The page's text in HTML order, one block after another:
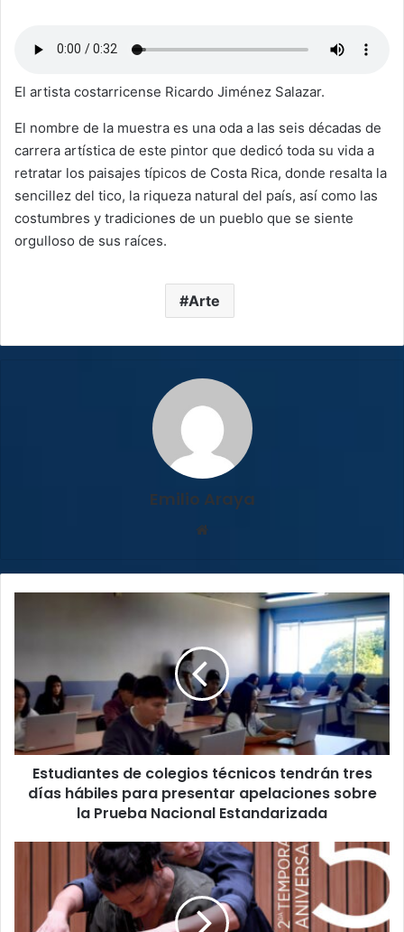
El artista costarricense Ricardo Jiménez Salazar.
El nombre de la muestra es una oda a las seis décadas de
carrera artística de este pintor que dedicó toda su vida a
retratar los paisajes típicos de Costa Rica, donde resalta la
sencillez del tico, la riqueza natural del país, así como las
costumbres y tradiciones de un pueblo que se siente
orgulloso de sus raíces.
Arte
Emilio Araya
tendrán
tres
días
hábiles
para
presentar
apelaciones
Estandarizada
Estudiantes de colegios técnicos tendrán tres
días hábiles para presentar apelaciones sobre
la Prueba Nacional Estandarizada
presentará